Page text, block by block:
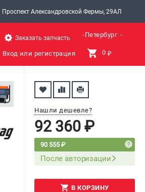
Проспект Александровской Фермы, 29АЛ
Санкт-Петербург
Заказать запчасть
Вход или регистрация 0 ₽
Нашли дешевле?
92 360 ₽
90 555 ₽
После авторизации
В КОРЗИНУ